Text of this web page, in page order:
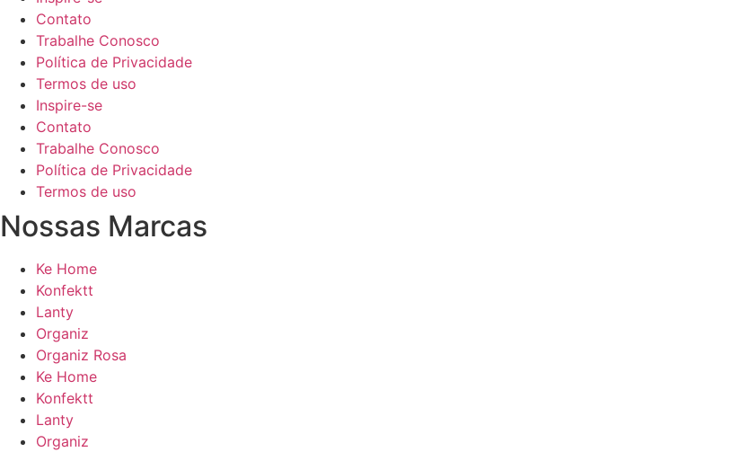
Contato
Trabalhe Conosco
Política de Privacidade
Termos de uso
Inspire-se
Contato
Trabalhe Conosco
Política de Privacidade
Termos de uso
Nossas Marcas
Ke Home
Konfektt
Lanty
Organiz
Organiz Rosa
Ke Home
Konfektt
Lanty
Organiz